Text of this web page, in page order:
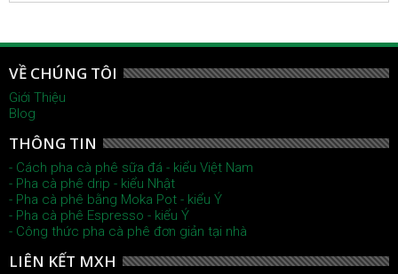
VỀ CHÚNG TÔI
Giới Thiệu
Blog
THÔNG TIN
- Cách pha cà phê sữa đá - kiểu Việt Nam
- Pha cà phê drip - kiểu Nhật
- Pha cà phê bằng Moka Pot - kiểu Ý
- Pha cà phê Espresso - kiểu Ý
- Công thức pha cà phê đơn giản tại nhà
LIÊN KẾT MXH